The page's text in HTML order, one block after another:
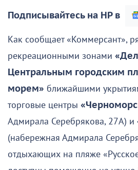
Подписывайтесь на НР в
Как сообщает «Коммерсант»,
рекреационными зонами
Центральным городским
морем» ближайшими
торговые центры
Адмирала Серебрякова, 27А) и
(набережная Адмирала
отдыхающих на пляже